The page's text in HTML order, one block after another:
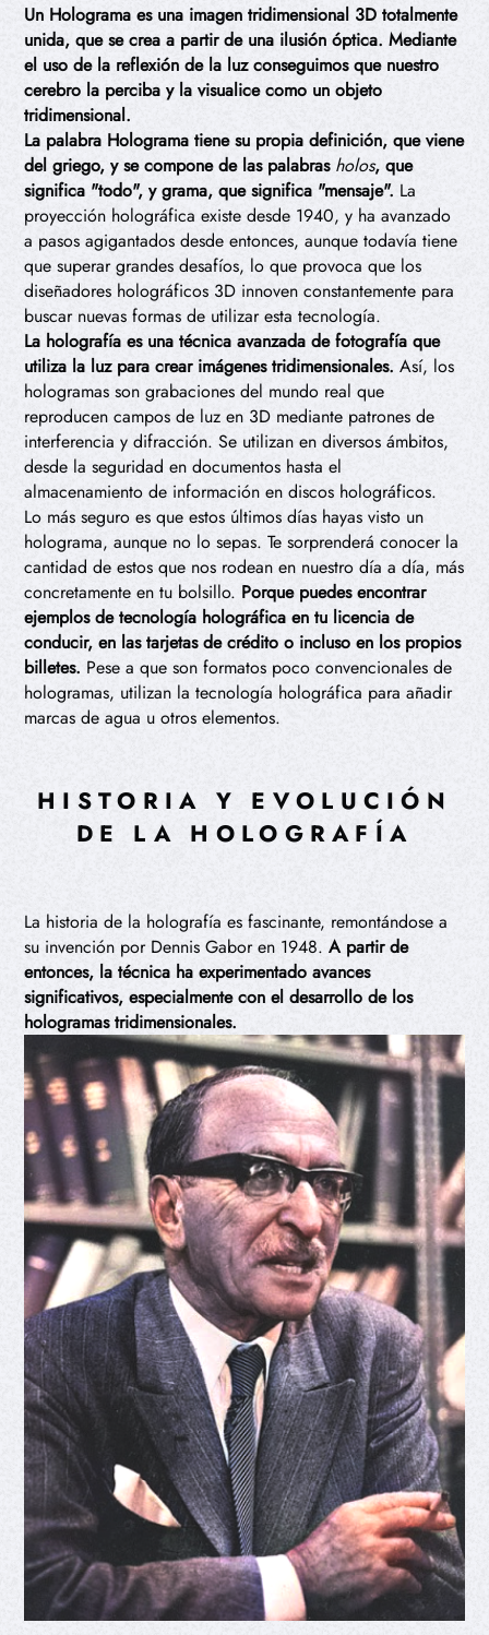
Un Holograma es una imagen tridimensional 3D totalmente
unida, que se crea a partir de una ilusión óptica. Mediante
el uso de la reflexión de la luz conseguimos que nuestro
cerebro la perciba y la visualice como un objeto
tridimensional.
La palabra Holograma tiene su propia definición, que viene
del griego, y se compone de las palabras holos, que
significa "todo", y grama, que significa "mensaje". La
proyección holográfica existe desde 1940, y ha avanzado
a pasos agigantados desde entonces, aunque todavía tiene
que superar grandes desafíos, lo que provoca que los
diseñadores holográficos 3D innoven constantemente para
buscar nuevas formas de utilizar esta tecnología.
La holografía es una técnica avanzada de fotografía que
utiliza la luz para crear imágenes tridimensionales. Así, los
hologramas son grabaciones del mundo real que
reproducen campos de luz en 3D mediante patrones de
interferencia y difracción. Se utilizan en diversos ámbitos,
desde la seguridad en documentos hasta el
almacenamiento de información en discos holográficos.
Lo más seguro es que estos últimos días hayas visto un
holograma, aunque no lo sepas. Te sorprenderá conocer la
cantidad de estos que nos rodean en nuestro día a día, más
concretamente en tu bolsillo. Porque puedes encontrar
ejemplos de tecnología holográfica en tu licencia de
conducir, en las tarjetas de crédito o incluso en los propios
billetes. Pese a que son formatos poco convencionales de
hologramas, utilizan la tecnología holográfica para añadir
marcas de agua u otros elementos.
HISTORIA Y EVOLUCIÓN
DE LA HOLOGRAFÍA
La historia de la holografía es fascinante, remontándose a
su invención por Dennis Gabor en 1948.A partir de
entonces, la técnica ha experimentado avances
significativos, especialmente con el desarrollo de los
hologramas tridimensionales.